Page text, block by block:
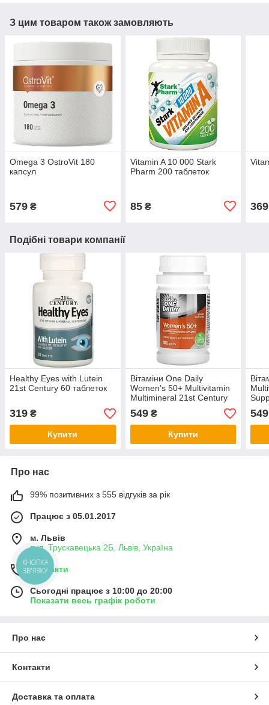
З цим товаром також замовляють
Omega 3 OstroVit 180
капсул
579 ₴
Vitamin A 10 000 Stark
Pharm 200 таблеток
85₴ 369
Подібні товари компанії
Healthy Eyes with Lutein
21st Century 60 таблеток
319 ₴
Купити
Вітаміни One Daily
Women's 50+ Multivitamin
Multimineral 21st Century
100 таблеток
549₴
Купити
21st
549
Про нас
99% позитивних з 555 відгуків за рік
Працює з 05.01.2017
м. Львів
вул. Трускавецька 2Б, Львів, Україна
Контакти
Сьогодні працює з 10:00 до 20:00
Показати весь графік роботи
Про нас
Контакти
Доставка та оплата
КНОПКА
ЗВ'ЯЗКУ